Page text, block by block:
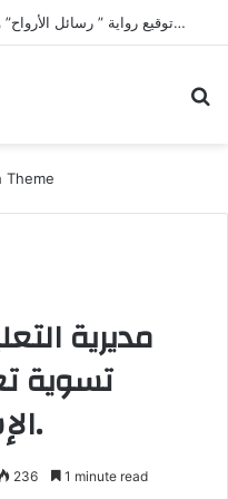
أسبوع ثقافي بالخنيشات وتوقيع رواية ” رسائل الأرواح” و ديوان “دموع لحجر ” باربعاء الغرب.
مديرية
تسوية
الإشهادية لسنة2025.
236 1 minute read